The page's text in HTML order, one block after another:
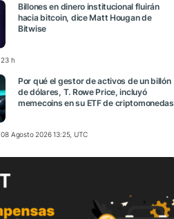
Billones en dinero institucional fluirán
hacia bitcoin, dice Matt Hougan de
Bitwise
23 h
Por qué el gestor de activos de un billón
de dólares, T. Rowe Price, incluyó
memecoins en su ETF de criptomonedas
08 Agosto 2026 13:25, UTC